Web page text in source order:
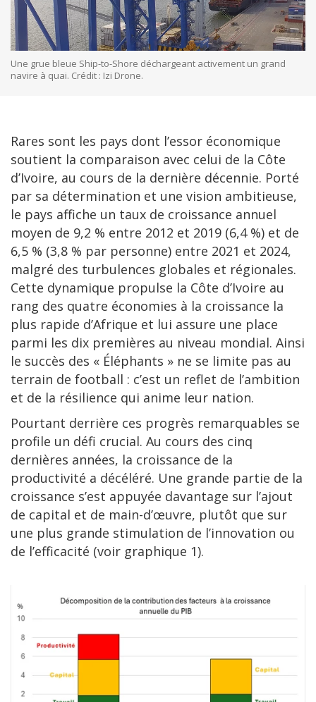
Une grue bleue Ship-to-Shore déchargeant activement un grand
navire à quai. Crédit : Izi Drone.
Rares sont les pays dont l’essor économique
soutient la comparaison avec celui de la Côte
d’Ivoire, au cours de la dernière décennie. Porté
par sa détermination et une vision ambitieuse,
le pays affiche un taux de croissance annuel
moyen de 9,2 % entre 2012 et 2019 (6,4 %) et de
6,5 % (3,8 % par personne) entre 2021 et 2024,
malgré des turbulences globales et régionales.
Cette dynamique propulse la Côte d’Ivoire au
rang des quatre économies à la croissance la
plus rapide d’Afrique et lui assure une place
parmi les dix premières au niveau mondial. Ainsi
le succès des « Éléphants » ne se limite pas au
terrain de football : c’est un reflet de l’ambition
et de la résilience qui anime leur nation.
Pourtant derrière ces progrès remarquables se
profile un défi crucial. Au cours des cinq
dernières années, la croissance de la
productivité a décéléré. Une grande partie de la
croissance s’est appuyée davantage sur l’ajout
de capital et de main-d’œuvre, plutôt que sur
une plus grande stimulation de l’innovation ou
de l’efficacité (voir graphique 1).